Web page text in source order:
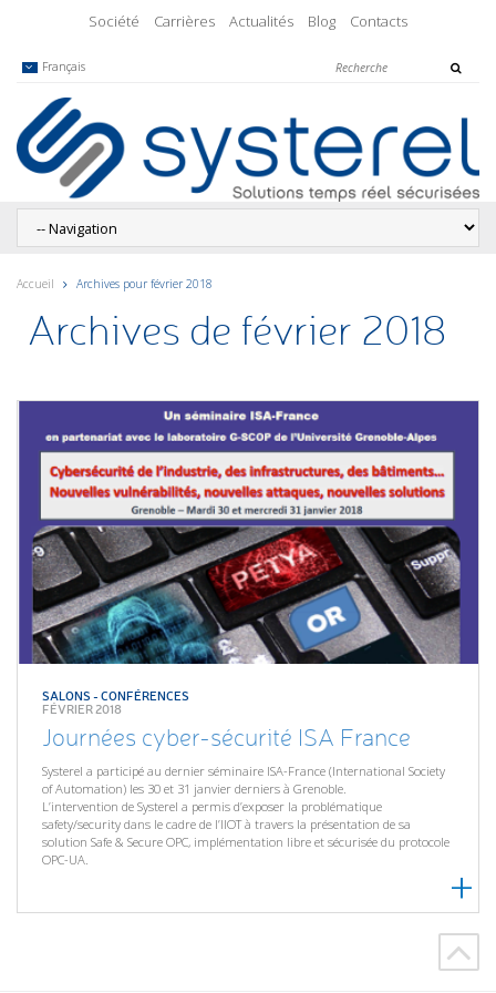
Société Carrières Actualités Blog Contacts
Français
Accueil Archives pour février 2018
Archives de février 2018
SALONS - CONFÉRENCES
FÉVRIER 2018
Journées cyber-sécurité ISA France
Systerel a participé au dernier séminaire ISA-France (International Society
of Automation) les 30 et 31 janvier derniers à Grenoble.
L’intervention de Systerel a permis d’exposer la problématique
safety/security dans le cadre de l’IIOT à travers la présentation de sa
solution Safe & Secure OPC, implémentation libre et sécurisée du protocole
OPC-UA.